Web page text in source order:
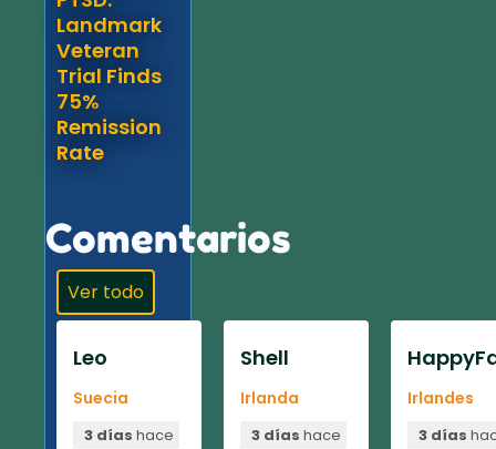
Landmark
Veteran
Trial Finds
75%
Remission
Rate
Comentarios
Ver todo
Leo
Suecia
3 días hace
Shell
Irlanda
3 días hace
Irlandes
3 días